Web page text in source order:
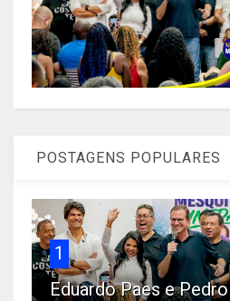
POSTAGENS POPULARES
1
Eduardo Paes e Pedro